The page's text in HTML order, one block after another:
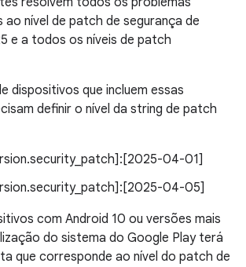
ao nível de patch de segurança de
e a todos os níveis de patch
dispositivos que incluem essas
definir o nível da string de patch
04-01]
04-05]
com Android 10 ou versões mais
do sistema do Google Play terá
que corresponde ao nível do patch de